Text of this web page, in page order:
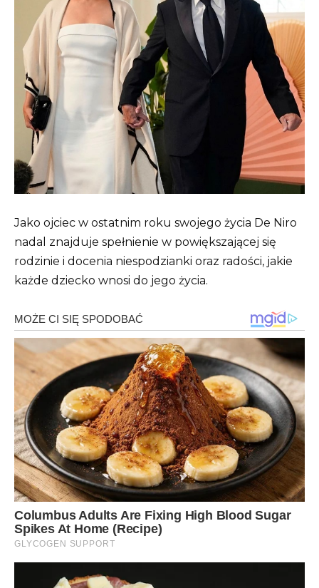
Jako ojciec w ostatnim roku swojego życia De Niro
nadal znajduje spełnienie w powiększającej się
rodzinie i docenia niespodzianki oraz radości, jakie
każde dziecko wnosi do jego życia.